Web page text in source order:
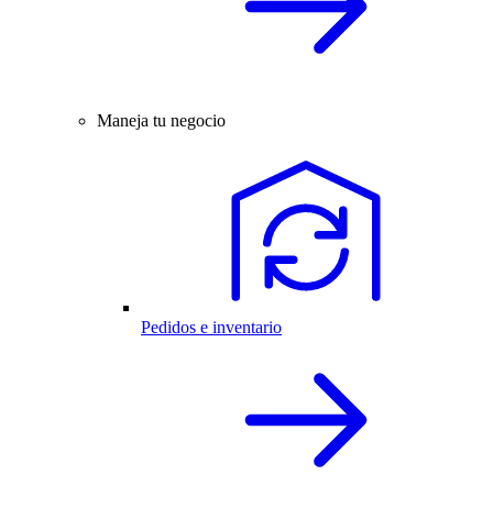
Maneja tu negocio
Pedidos e inventario